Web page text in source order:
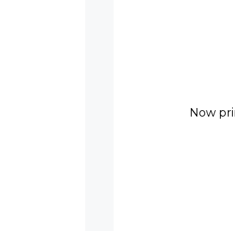
Now